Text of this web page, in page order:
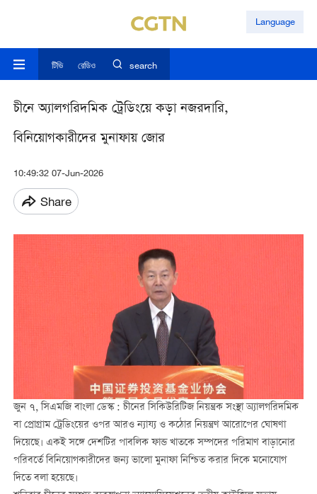
Language
টিভি রেডিও search
চীনে অ্যালগরিদমিক ট্রেডিংয়ে কড়া নজরদারি,
বিনিয়োগকারীদের মুনাফায় জোর
10:49:32 07-Jun-2026
Share
জুন ৭, সিএমজি বাংলা ডেস্ক : চীনের সিকিউরিটিজ নিয়ন্ত্রক সংস্থা অ্যালগরিদমিক
বা প্রোগ্রাম ট্রেডিংয়ের ওপর আরও ন্যায্য ও কঠোর নিয়ন্ত্রণ আরোপের ঘোষণা
দিয়েছে। একই সঙ্গে দেশটির পাবলিক ফান্ড খাতকে সম্পদের পরিমাণ বাড়ানোর
পরিবর্তে বিনিয়োগকারীদের জন্য ভালো মুনাফা নিশ্চিত করার দিকে মনোযোগ
দিতে বলা হয়েছে।